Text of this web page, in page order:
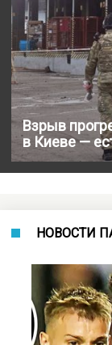
Взрыв
в Киеве —
НОВОСТИ